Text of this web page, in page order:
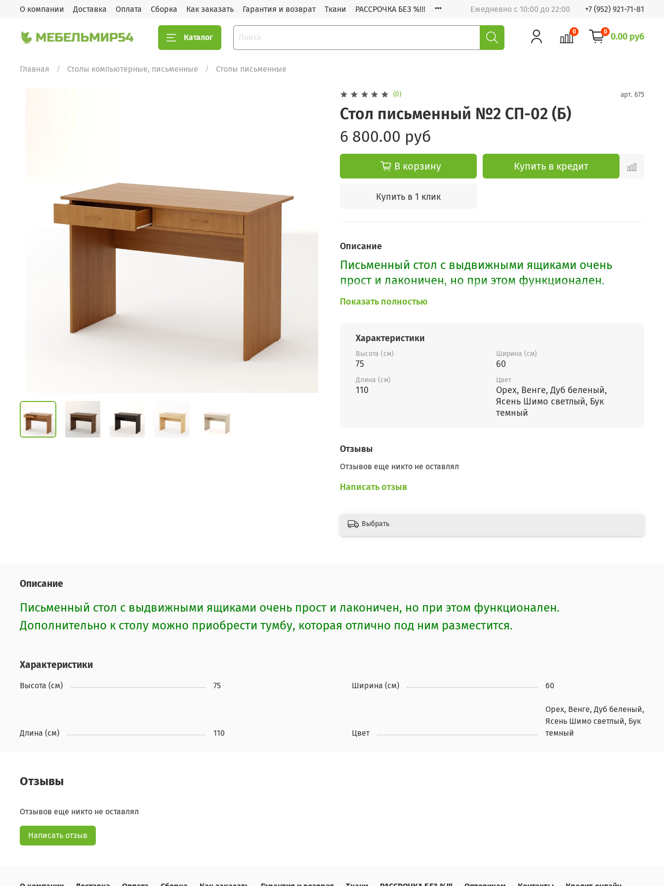
О компании Доставка Оплата Сборка Как заказать Гарантия и возврат Ткани РАССРОЧКА БЕЗ %!!! Ежедневно с 10:00 до 22:00 +7 (952) 921-71-81
Каталог
0 0 0.00 руб
Главная Столы компьютерные, письменные Столы письменные
(0) арт. 675
Стол письменный №2 СП-02 (Б)
6 800.00 руб
В корзину Купить в кредит
Купить в 1 клик
Описание
Письменный стол с выдвижными ящиками очень
прост и лаконичен, но при этом функционален.
Дополнительно к столу можно приобрести тумбу,
Показать полностью
Характеристики
Высота (см)
75
Ширина (см)
60
Длина (см)
110
Цвет
Орех, Венге, Дуб беленый,
Ясень Шимо светлый, Бук
темный
Отзывы
Отзывов еще никто не оставлял
Написать отзыв
Выбрать
Описание
Письменный стол с выдвижными ящиками очень прост и лаконичен, но при этом функционален.
Дополнительно к столу можно приобрести тумбу, которая отлично под ним разместится.
Характеристики
Высота (см) 75 Ширина (см) 60
Длина (см) 110 Цвет
Орех, Венге, Дуб беленый,
Ясень Шимо светлый, Бук
темный
Отзывы
Отзывов еще никто не оставлял
Написать отзыв